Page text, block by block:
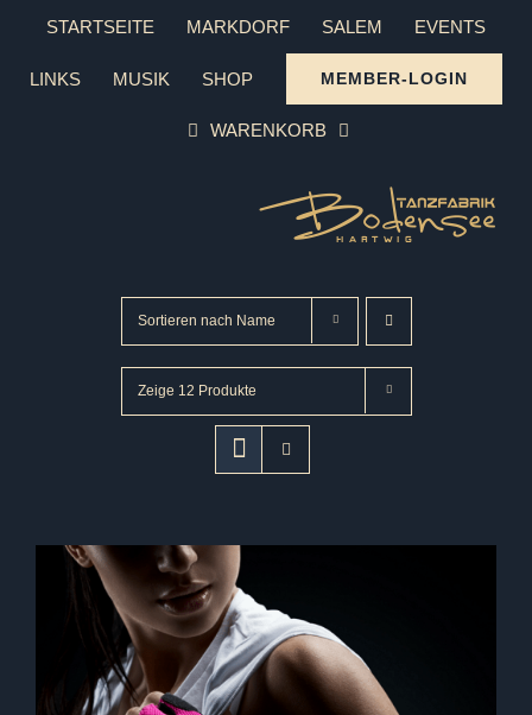
Zum
springen
STARTSEITE MARKDORF SALEM EVENTS
LINKS MUSIK SHOP MEMBER-LOGIN
WARENKORB
Sortieren nach Name
Zeige 12 Produkte